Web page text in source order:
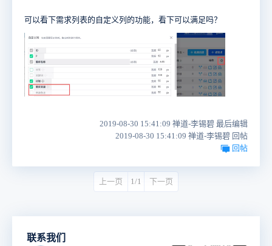
可以看下需求列表的自定义列的功能，看下可以满足吗？
2019-08-30 15:41:09 禅道-李锡碧 最后编辑
2019-08-30 15:41:09 禅道-李锡碧 回帖
回帖
上一页 1/1 下一页
联系我们